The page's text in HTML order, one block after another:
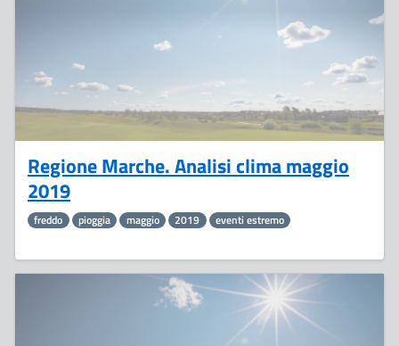
Regione Marche. Analisi clima maggio
2019
freddo pioggia maggio 2019 eventi estremo